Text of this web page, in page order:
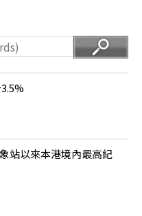
站以來本港境內最高紀